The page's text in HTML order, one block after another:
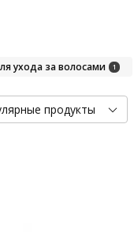
ухода за волосами 1
продукты